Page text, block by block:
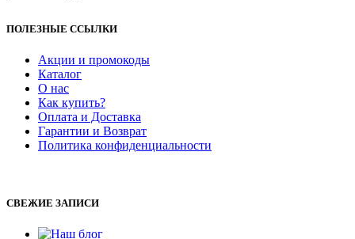
ПОЛЕЗНЫЕ ССЫЛКИ
Акции и промокоды
Каталог
О нас
Как купить?
Оплата и Доставка
Гарантии и Возврат
Политика конфиденциальности
СВЕЖИЕ ЗАПИСИ